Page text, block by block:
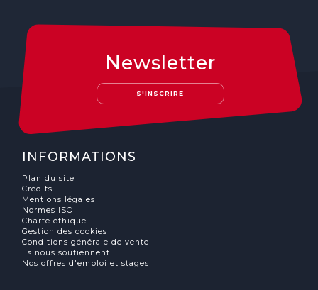
Newsletter
S'INSCRIRE
INFORMATIONS
Plan du site
Crédits
Mentions légales
Normes ISO
Charte éthique
Gestion des cookies
Conditions générale de vente
Ils nous soutiennent
Nos offres d'emploi et stages